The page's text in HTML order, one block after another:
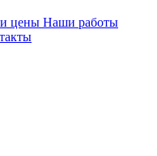
цены Наши работы